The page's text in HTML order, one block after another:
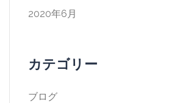
2020年6月
カテゴリー
ブログ